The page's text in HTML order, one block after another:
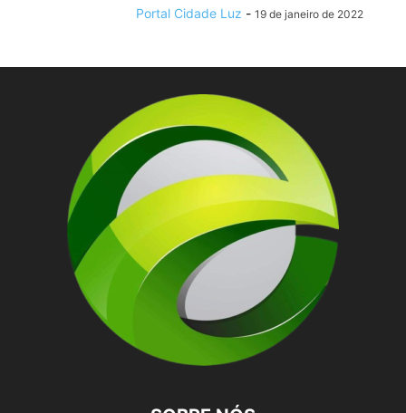
Portal Cidade Luz - 19 de janeiro de 2022